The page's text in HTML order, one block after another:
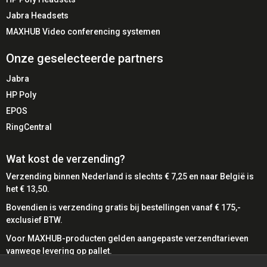
De Jabra PanaCast 50 - Grey (8200-231) is een krachtige
all-in-one videobar voor organisaties die hybride
vergaderen professioneel willen faciliteren. Met 4K-video,
AI-functionaliteit en hoogwaardige audio is dit een
vergaderruimtes.
Jabra Headsets
MAXHUB Video conferencing systemen
Onze geselecteerde partners
Jabra
HP Poly
EPOS
RingCentral
Wat kost de verzending?
Verzending binnen Nederland is slechts € 7,25 en naar België is
het € 13,50.
Bovendien is verzending gratis bij bestellingen vanaf € 175,-
exclusief BTW.
Voor MAXHUB-producten gelden aangepaste verzendtarieven
vanwege levering op pallet.